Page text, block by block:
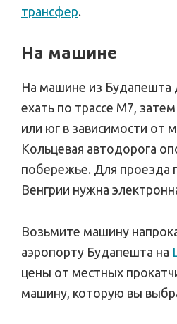
трансфер.
На машине
На машине из Будапешта
ехать по трассе М7,
или юг в зависимости от
Кольцевая автодорога
побережье. Для проезда
Венгрии нужна
Возьмите машину
аэропорту Будапешта на
цены от местных
машину, которую вы